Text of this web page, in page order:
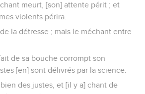
meurt, [son] attente périt ; et
violents périra.
la détresse ; mais le méchant entre
de sa bouche corrompt son
[en] sont délivrés par la science.
des justes, et [il y a] chant de